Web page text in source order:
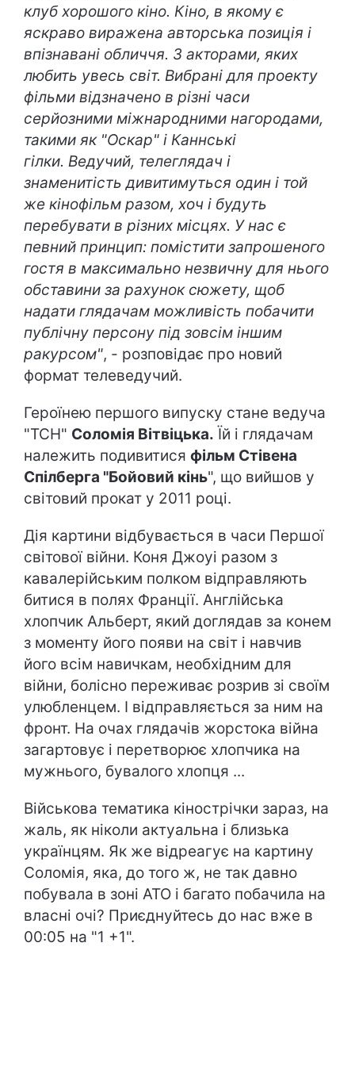
клуб хорошого кіно. Кіно, в якому є
яскраво виражена авторська позиція і
впізнавані обличчя. З акторами, яких
любить увесь світ. Вибрані для проекту
фільми відзначено в різні часи
серйозними міжнародними нагородами,
такими як "Оскар" і Каннські
гілки. Ведучий, телеглядач і
знаменитість дивитимуться один і той
же кінофільм разом, хоч і будуть
перебувати в різних місцях. У нас є
певний принцип: помістити запрошеного
гостя в максимально незвичну для нього
обставини за рахунок сюжету, щоб
надати глядачам можливість побачити
публічну персону під зовсім іншим
ракурсом", - розповідає про новий
формат телеведучий.
Героїнею першого випуску стане ведуча
"ТСН" Соломія Вітвіцька. Їй і глядачам
належить подивитися фільм Стівена
Спілберга "Бойовий кінь", що вийшов у
світовий прокат у 2011 році.
Дія картини відбувається в часи Першої
світової війни. Коня Джоуі разом з
кавалерійським полком відправляють
битися в полях Франції. Англійська
хлопчик Альберт, який доглядав за конем
з моменту його появи на світ і навчив
його всім навичкам, необхідним для
війни, болісно переживає розрив зі своїм
улюбленцем. І відправляється за ним на
фронт. На очах глядачів жорстока війна
загартовує і перетворює хлопчика на
мужнього, бувалого хлопця ...
Військова тематика кінострічки зараз, на
жаль, як ніколи актуальна і близька
українцям. Як же відреагує на картину
Соломія, яка, до того ж, не так давно
побувала в зоні АТО і багато побачила на
власні очі? Приєднуйтесь до нас вже в
00:05 на "1 +1".